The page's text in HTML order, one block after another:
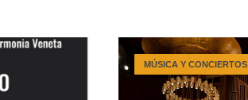
MÚSICA Y CONCIERTOS